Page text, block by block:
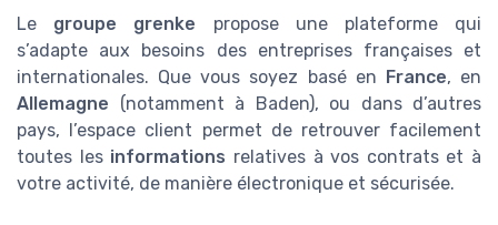
Le groupe grenke propose une plateforme qui
s’adapte aux besoins des entreprises françaises et
internationales. Que vous soyez basé en France, en
Allemagne (notamment à Baden), ou dans d’autres
pays, l’espace client permet de retrouver facilement
toutes les informations relatives à vos contrats et à
votre activité, de manière électronique et sécurisée.